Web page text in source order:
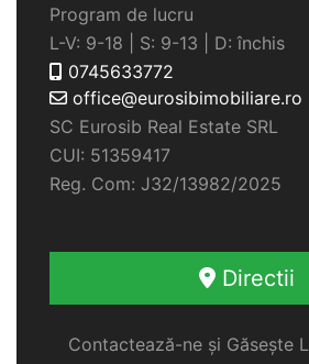
Program de lucru
L-V: 9-18 | S: 9-13 | D: închis
0745633772
office@eurosibimobiliare.ro
SC Eurosib Real Estate SRL
CUI: 51359417
Reg. Com: J32/13982/2025
Directii
Contactează-ne și Găsește